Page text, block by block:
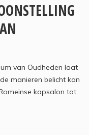
van Oudheden laat
manieren belicht kan
kapsalon tot